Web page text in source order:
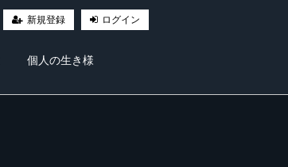
新規登録 ログイン
個人の生き様